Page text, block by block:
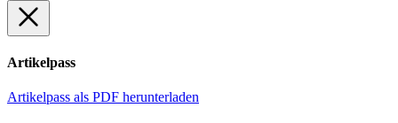
Artikelpass
Artikelpass als PDF herunterladen